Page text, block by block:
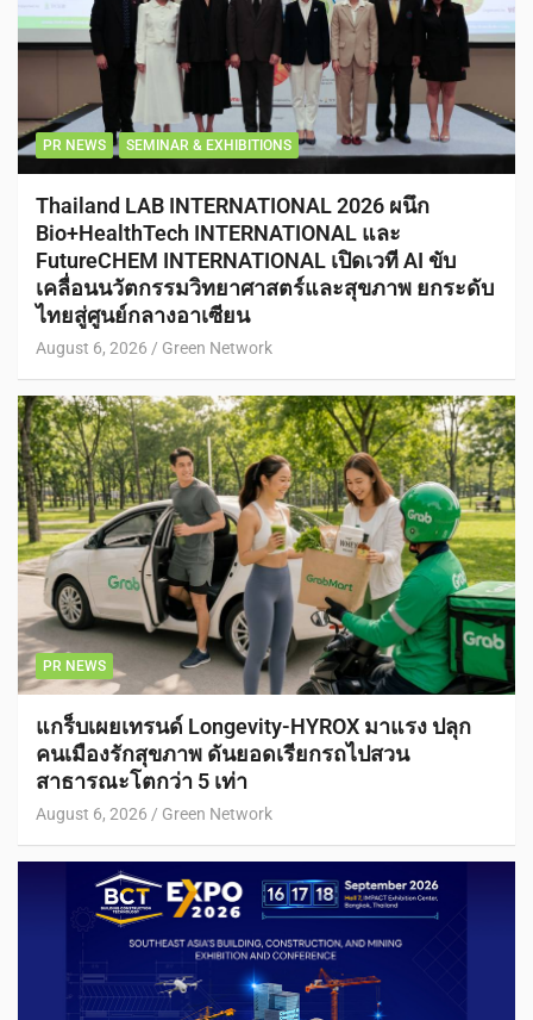
PR NEWS SEMINAR & EXHIBITIONS
Thailand LAB INTERNATIONAL 2026 ผนึก
Bio+HealthTech INTERNATIONAL และ
FutureCHEM INTERNATIONAL เปิดเวที AI ขับ
เคลื่อนนวัตกรรมวิทยาศาสตร์และสุขภาพ ยกระดับ
ไทยสู่ศูนย์กลางอาเซียน
August 6, 2026 Green Network
PR NEWS
แกร็บเผยเทรนด์ Longevity-HYROX มาแรง ปลุก
คนเมืองรักสุขภาพ ดันยอดเรียกรถไปสวน
สาธารณะโตกว่า 5 เท่า
August 6, 2026 Green Network